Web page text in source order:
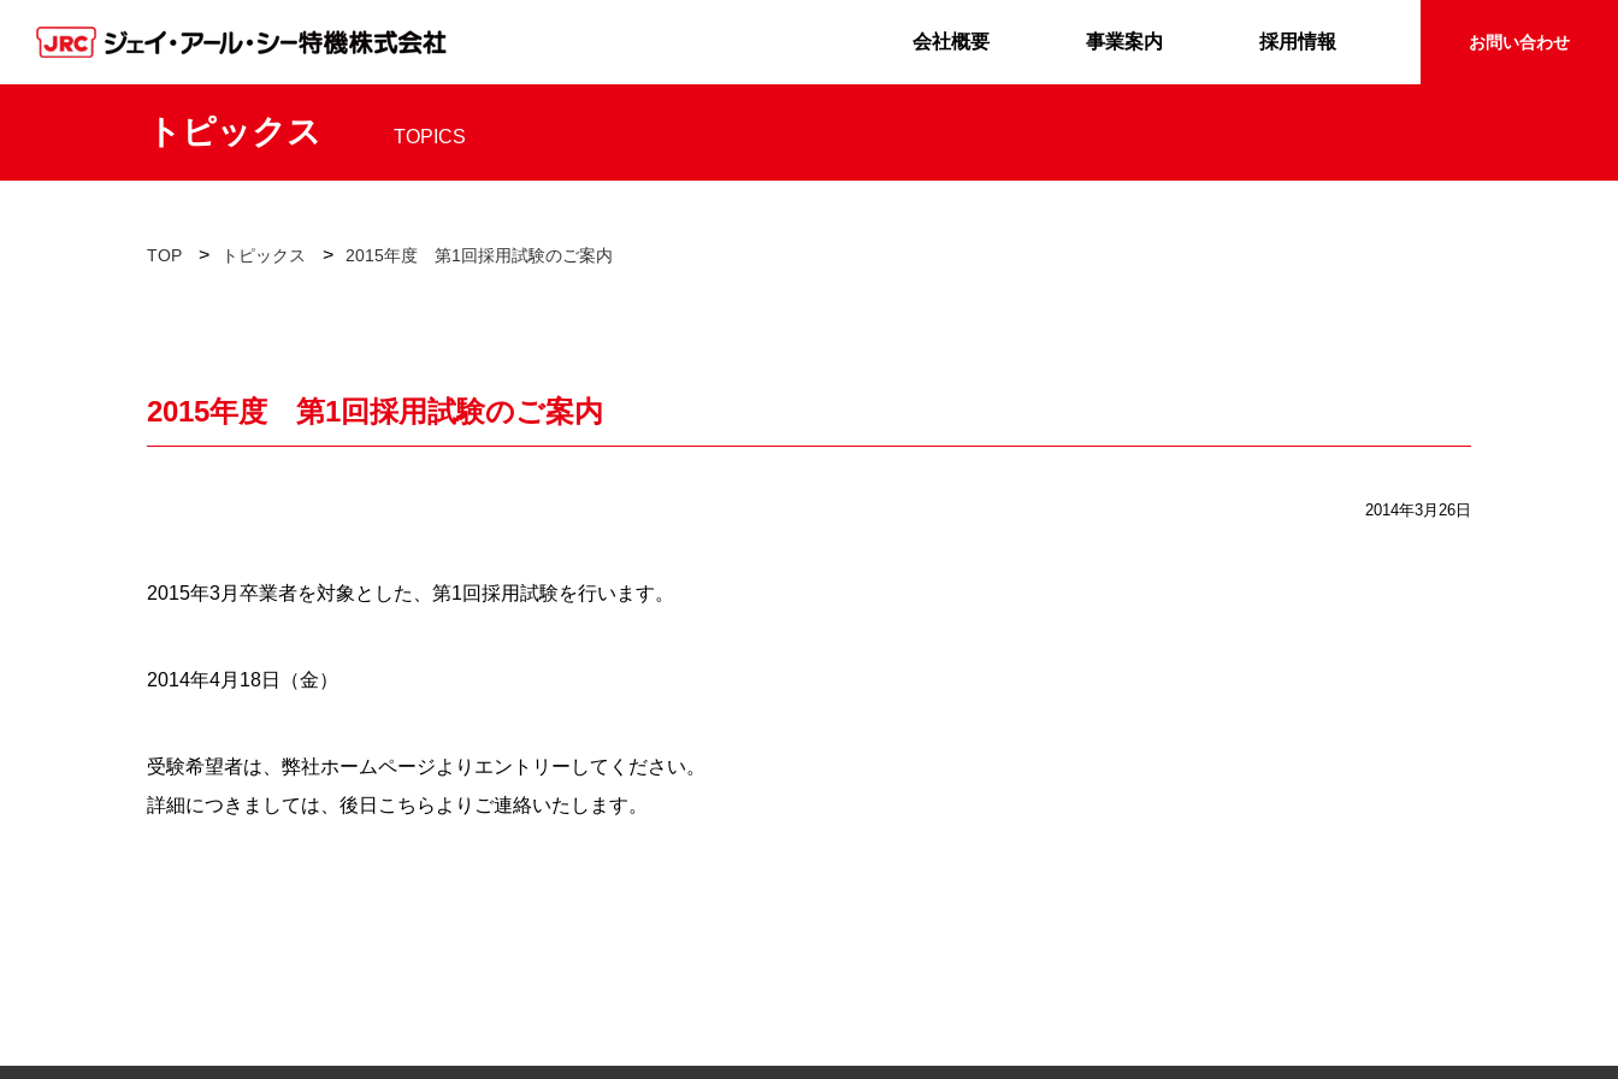
会社概要 事業案内 採用情報 お問い合わせ
トピックス TOPICS
TOP > トピックス > 2015年度 第1回採用試験のご案内
2015年度 第1回採用試験のご案内
2014年3月26日
2015年3月卒業者を対象とした、第1回採用試験を行います。
2014年4月18日（金）
受験希望者は、弊社ホームページよりエントリーしてください。
詳細につきましては、後日こちらよりご連絡いたします。